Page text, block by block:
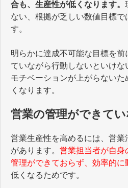
合も、生産性が低くなります。
ない、根拠が乏しい数値目標
す。
明らかに達成不可能な目標を
ていながら行動しないといけ
モチベーションが上がらない
くなります。
営業の管理ができて
営業生産性を高めるには、営
があります。 営業担当者が自身
管理ができておらず、効率的に
低くなるためです。